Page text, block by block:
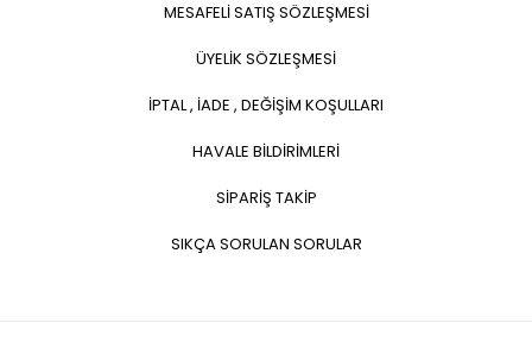
MESAFELİ SATIŞ SÖZLEŞMESİ
ÜYELİK SÖZLEŞMESİ
İPTAL , İADE , DEĞİŞİM KOŞULLARI
HAVALE BİLDİRİMLERİ
SİPARİŞ TAKİP
SIKÇA SORULAN SORULAR